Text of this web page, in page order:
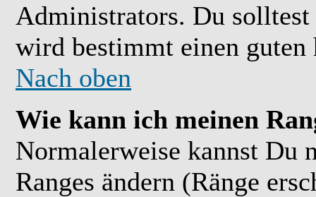
Administrators. Du
wird bestimmt einen guten
Nach oben
Wie kann ich meinen
Normalerweise kannst Du
Ranges ändern (Ränge